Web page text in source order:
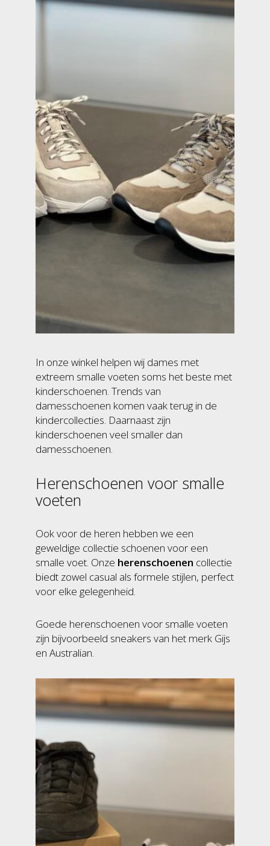
In onze winkel helpen wij dames met
extreem smalle voeten soms het beste met
kinderschoenen. Trends van
damesschoenen komen vaak terug in de
kindercollecties. Daarnaast zijn
kinderschoenen veel smaller dan
damesschoenen.
Herenschoenen voor smalle
voeten
Ook voor de heren hebben we een
geweldige collectie schoenen voor een
smalle voet. Onze herenschoenen collectie
biedt zowel casual als formele stijlen, perfect
voor elke gelegenheid.
Goede herenschoenen voor smalle voeten
zijn bijvoorbeeld sneakers van het merk Gijs
en Australian.